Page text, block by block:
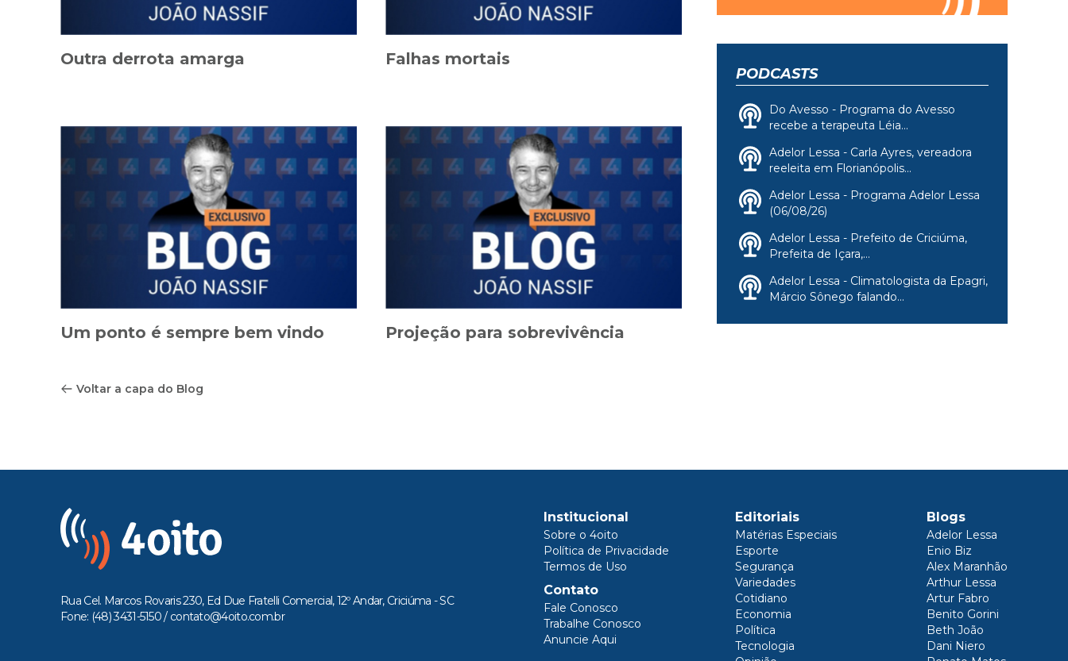
Outra derrota amarga Falhas mortais
Um ponto é sempre bem vindo Projeção para sobrevivência
Voltar a capa do Blog
PODCASTS
Do Avesso - Programa do Avesso
recebe a terapeuta Léia...
Adelor Lessa - Carla Ayres, vereadora
reeleita em Florianópolis...
Adelor Lessa - Programa Adelor Lessa
(06/08/26)
Adelor Lessa - Prefeito de Criciúma,
Prefeita de Içara,...
Adelor Lessa - Climatologista da Epagri,
Márcio Sônego falando...
Rua Cel. Marcos Rovaris 230, Ed Due Fratelli Comercial, 12º Andar, Criciúma - SC
Fone: (48) 3431-5150 / contato@4oito.com.br
Institucional
Sobre o 4oito
Política de Privacidade
Termos de Uso
Contato
Fale Conosco
Trabalhe Conosco
Anuncie Aqui
Editoriais
Matérias Especiais
Esporte
Segurança
Variedades
Cotidiano
Economia
Política
Tecnologia
Blogs
Adelor Lessa
Enio Biz
Alex Maranhão
Arthur Lessa
Artur Fabro
Benito Gorini
Beth João
Dani Niero